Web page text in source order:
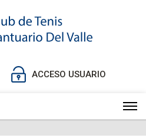
ACCESO USUARIO